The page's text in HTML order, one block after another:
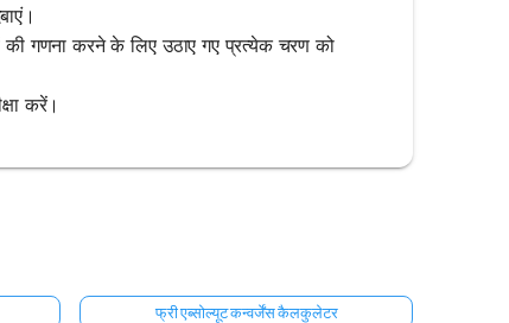
गणना करने के लिए उठाए गए प्रत्येक चरण को
करें।
फ्री एब्सोल्यूट कन्वर्जेंस कैलकुलेटर